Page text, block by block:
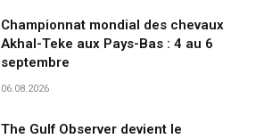
Championnat mondial des chevaux
Akhal-Teke aux Pays-Bas : 4 au 6
septembre
06.08.2026
The Gulf Observer devient le